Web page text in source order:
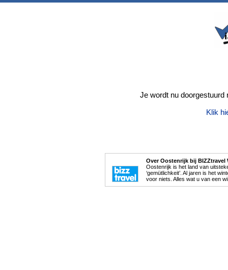
Je wordt nu doorgestuurd
Klik
Over Oostenrijk bij BIZZtravel
Oostenrijk is het land van
‘gemütlichkeit’. Al jaren is het
voor niets. Alles wat u van een